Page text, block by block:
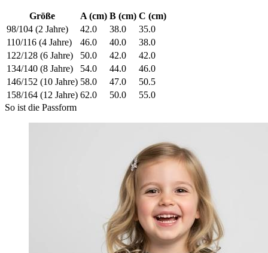
Größe A (cm) B (cm) C (cm)
98/104 (2 Jahre)
42.0 38.0
35.0
110/116 (4 Jahre)
46.0 40.0
38.0
122/128 (6 Jahre)
50.0 42.0
42.0
134/140 (8 Jahre)
54.0 44.0
46.0
146/152 (10 Jahre) 58.0 47.0
50.5
158/164 (12 Jahre) 62.0 50.0
55.0
So ist die Passform